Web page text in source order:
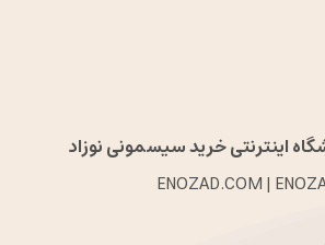
اینترنتی خرید سیسمونی نوزاد
ENOZAD.COM |